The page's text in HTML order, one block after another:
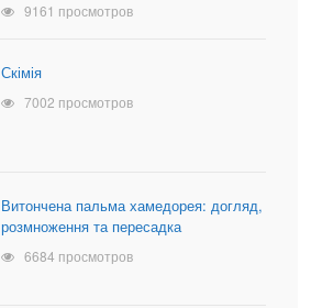
9161 просмотров
Скімія
7002 просмотров
Витончена пальма хамедорея: догляд,
розмноження та пересадка
6684 просмотров